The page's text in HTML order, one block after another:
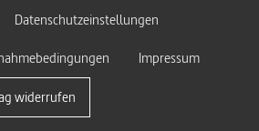
Datenschutzeinstellungen
Impressum
widerrufen